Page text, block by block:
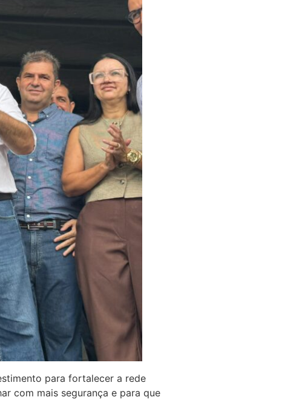
para fortalecer a rede
com mais segurança e para que